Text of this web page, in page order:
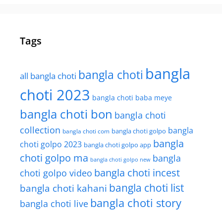
Tags
all bangla choti bangla choti bangla
choti 2023 bangla choti baba meye
bangla choti bon bangla choti
collection bangla choti com bangla choti golpo bangla
choti golpo 2023 bangla choti golpo app bangla
choti golpo ma bangla choti golpo new bangla
choti golpo video bangla choti incest
bangla choti kahani bangla choti list
bangla choti live bangla choti story